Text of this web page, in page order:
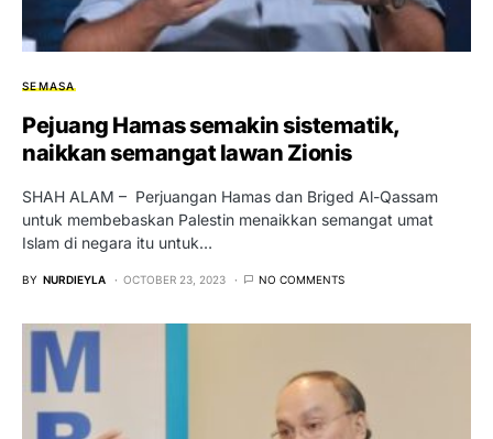
SEMASA
Pejuang Hamas semakin sistematik,
naikkan semangat lawan Zionis
SHAH ALAM – Perjuangan Hamas dan Briged Al-Qassam
untuk membebaskan Palestin menaikkan semangat umat
Islam di negara itu untuk…
BY NURDIEYLA OCTOBER 23, 2023 NO COMMENTS